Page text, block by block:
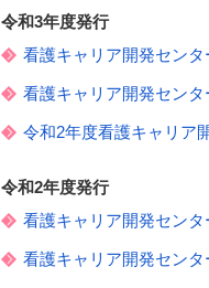
令和3年度発行
看護キャリア開発センタ
看護キャリア開発センタ
令和2年度看護キャリア
令和2年度発行
看護キャリア開発センタ
看護キャリア開発センタ